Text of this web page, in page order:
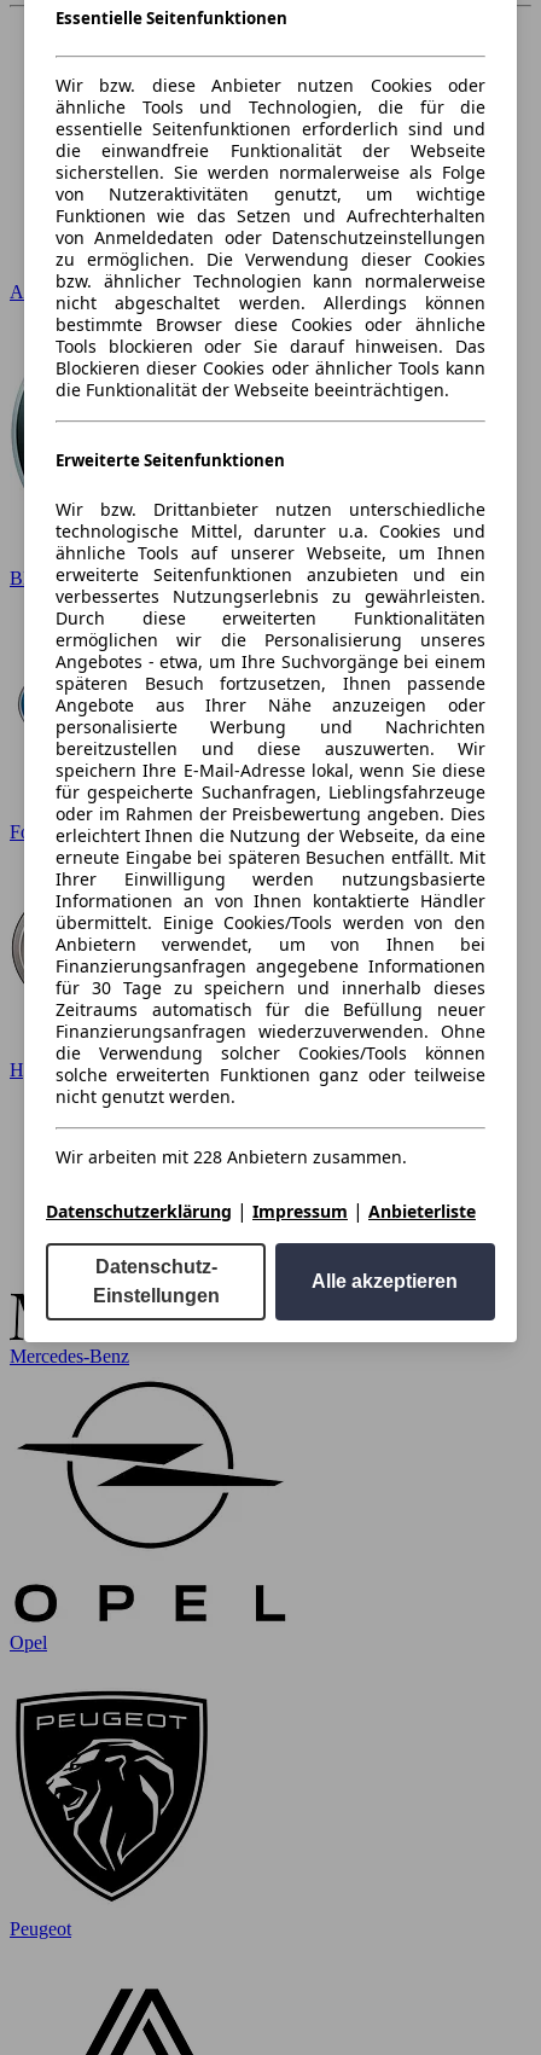
Audi
BMW
Ford
Hyundai
Mercedes-Benz
Opel
Peugeot
Essentielle Seitenfunktionen
Wir bzw. diese Anbieter nutzen Cookies oder
ähnliche Tools und Technologien, die für die
essentielle Seitenfunktionen erforderlich sind und
die einwandfreie Funktionalität der Webseite
sicherstellen. Sie werden normalerweise als Folge
von Nutzeraktivitäten genutzt, um wichtige
Funktionen wie das Setzen und Aufrechterhalten
von Anmeldedaten oder Datenschutzeinstellungen
zu ermöglichen. Die Verwendung dieser Cookies
bzw. ähnlicher Technologien kann normalerweise
nicht abgeschaltet werden. Allerdings können
bestimmte Browser diese Cookies oder ähnliche
Tools blockieren oder Sie darauf hinweisen. Das
Blockieren dieser Cookies oder ähnlicher Tools kann
die Funktionalität der Webseite beeinträchtigen.
Erweiterte Seitenfunktionen
Wir bzw. Drittanbieter nutzen unterschiedliche
technologische Mittel, darunter u.a. Cookies und
ähnliche Tools auf unserer Webseite, um Ihnen
erweiterte Seitenfunktionen anzubieten und ein
verbessertes Nutzungserlebnis zu gewährleisten.
Durch diese erweiterten Funktionalitäten
ermöglichen wir die Personalisierung unseres
Angebotes - etwa, um Ihre Suchvorgänge bei einem
späteren Besuch fortzusetzen, Ihnen passende
Angebote aus Ihrer Nähe anzuzeigen oder
personalisierte Werbung und Nachrichten
bereitzustellen und diese auszuwerten. Wir
speichern Ihre E-Mail-Adresse lokal, wenn Sie diese
für gespeicherte Suchanfragen, Lieblingsfahrzeuge
oder im Rahmen der Preisbewertung angeben. Dies
erleichtert Ihnen die Nutzung der Webseite, da eine
erneute Eingabe bei späteren Besuchen entfällt. Mit
Ihrer Einwilligung werden nutzungsbasierte
Informationen an von Ihnen kontaktierte Händler
übermittelt. Einige Cookies/Tools werden von den
Anbietern verwendet, um von Ihnen bei
Finanzierungsanfragen angegebene Informationen
für 30 Tage zu speichern und innerhalb dieses
Zeitraums automatisch für die Befüllung neuer
Finanzierungsanfragen wiederzuverwenden. Ohne
die Verwendung solcher Cookies/Tools können
solche erweiterten Funktionen ganz oder teilweise
nicht genutzt werden.
Wir arbeiten mit 228 Anbietern zusammen.
Datenschutzerklärung | Impressum | Anbieterliste
Datenschutz-
Einstellungen
Alle akzeptieren